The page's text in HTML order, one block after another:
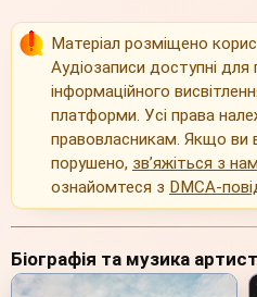
Матеріал розміщено
Аудіозаписи доступні
інформаційного
платформи. Усі права
правовласникам. Якщо ви
порушено, зв’яжіться з
ознайомтеся з DMCA-
Біографія та музика